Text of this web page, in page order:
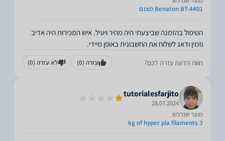
Benaton BT-4401 מצנם
הטיפול בהזמנה שביצעתי היה מהיר ויעיל. איש המכירות היה אדיב
וזמין ודאג לשלוח את החשבונית באופן מיידי.
חוות הדעת עזרה לכם? עזרה (0) לא עזרה (0)
tutorialesfarjito
28.07.2024
מוצר שנרכש:
3 kg of hyper pla filaments